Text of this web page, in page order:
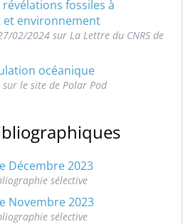
fossiles à
et environnement
02/2024 sur La Lettre du CNRS de
océanique
le site de Polar Pod
Décembre 2023
sélective
Novembre 2023
sélective